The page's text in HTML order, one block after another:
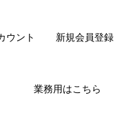
業務用はこちら
ウント 新規会員登録